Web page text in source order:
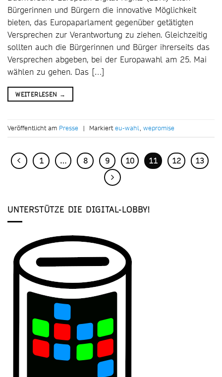
Bürgerinnen und Bürgern die innovative Möglichkeit
bieten, das Europaparlament gegenüber getätigten
Versprechen zur Verantwortung zu ziehen. Gleichzeitig
sollten auch die Bürgerinnen und Bürger ihrerseits das
Versprechen abgeben, bei der Europawahl am 25. Mai
wählen zu gehen. Das […]
WEITERLESEN →
Veröffentlicht am Presse | Markierteu-wahl, wepromise
1 … 8 9 10 11 12 13
UNTERSTÜTZE DIE DIGITAL-LOBBY!